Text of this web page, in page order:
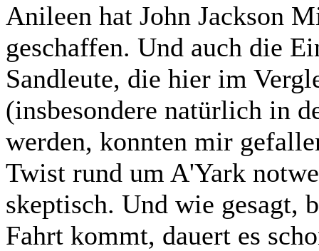
Anileen hat John Jackson
geschaffen. Und auch die
Sandleute, die hier im
(insbesondere natürlich in
werden, konnten mir
Twist rund um A'Yark
skeptisch. Und wie gesagt,
Fahrt kommt, dauert es